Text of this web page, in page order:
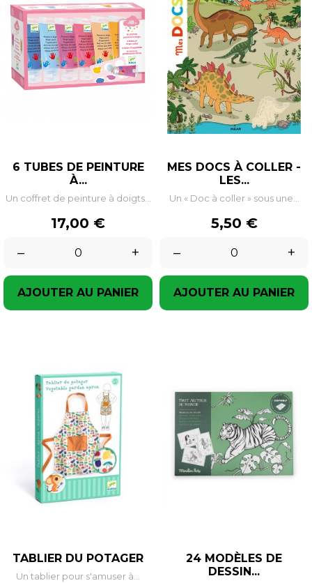
6 TUBES DE PEINTURE
À...
Un coffret de peinture à doigts...
Prix
17,00 €
–
+
AJOUTER AU PANIER
MES DOCS À COLLER -
LES...
Un « Doc à coller » sous une...
Prix
5,50 €
–
+
AJOUTER AU PANIER
TABLIER DU POTAGER
Un tablier pour s'amuser à...
24 MODÈLES DE
DESSIN...